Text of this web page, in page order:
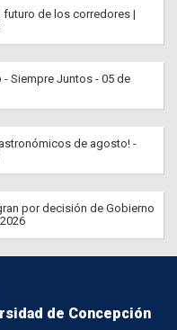
futuro de los corredores |
Siempre Juntos - 05 de
de agosto! -
por decisión de Gobierno
de Concepción